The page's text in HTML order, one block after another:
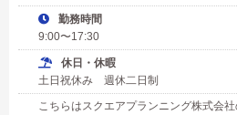
勤務時間
9:00〜17:30
休日・休暇
土日祝休み 週休二日制
こちらはスクエアプランニング株式会